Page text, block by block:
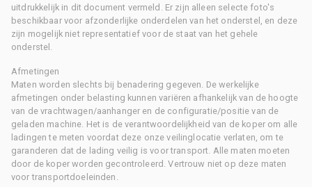
uitdrukkelijk in dit document vermeld. Er zijn alleen selecte foto's
beschikbaar voor afzonderlijke onderdelen van het onderstel, en deze
zijn mogelijk niet representatief voor de staat van het gehele
onderstel.
Afmetingen
Maten worden slechts bij benadering gegeven. De werkelijke
afmetingen onder belasting kunnen variëren afhankelijk van de hoogte
van de vrachtwagen/aanhanger en de configuratie/positie van de
geladen machine. Het is de verantwoordelijkheid van de koper om alle
ladingen te meten voordat deze onze veilinglocatie verlaten, om te
garanderen dat de lading veilig is voor transport. Alle maten moeten
door de koper worden gecontroleerd. Vertrouw niet op deze maten
voor transportdoeleinden.